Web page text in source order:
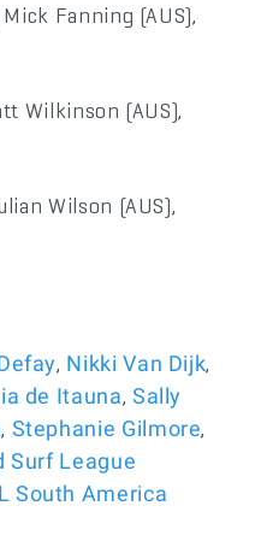
Fanning (AUS),
Wilkinson (AUS),
Wilson (AUS),
, Nikki Van Dijk,
de Itauna, Sally
, Stephanie Gilmore,
Surf League
South America